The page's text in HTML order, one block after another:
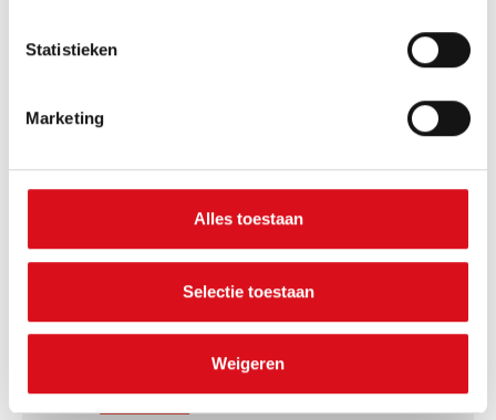
Statistieken
Marketing
Alles toestaan
Selectie toestaan
Weigeren
Mouwen met tricot windvanger en elastiek
KWALITEIT
92%/8%, 100%, 100% | polyester (recycled)/elastaan,
PU membrane, polyester (recycled) | 3-laminaat | 320
Certificaat
PDF bestand
Conformiteitsverklaring
PDF bestand